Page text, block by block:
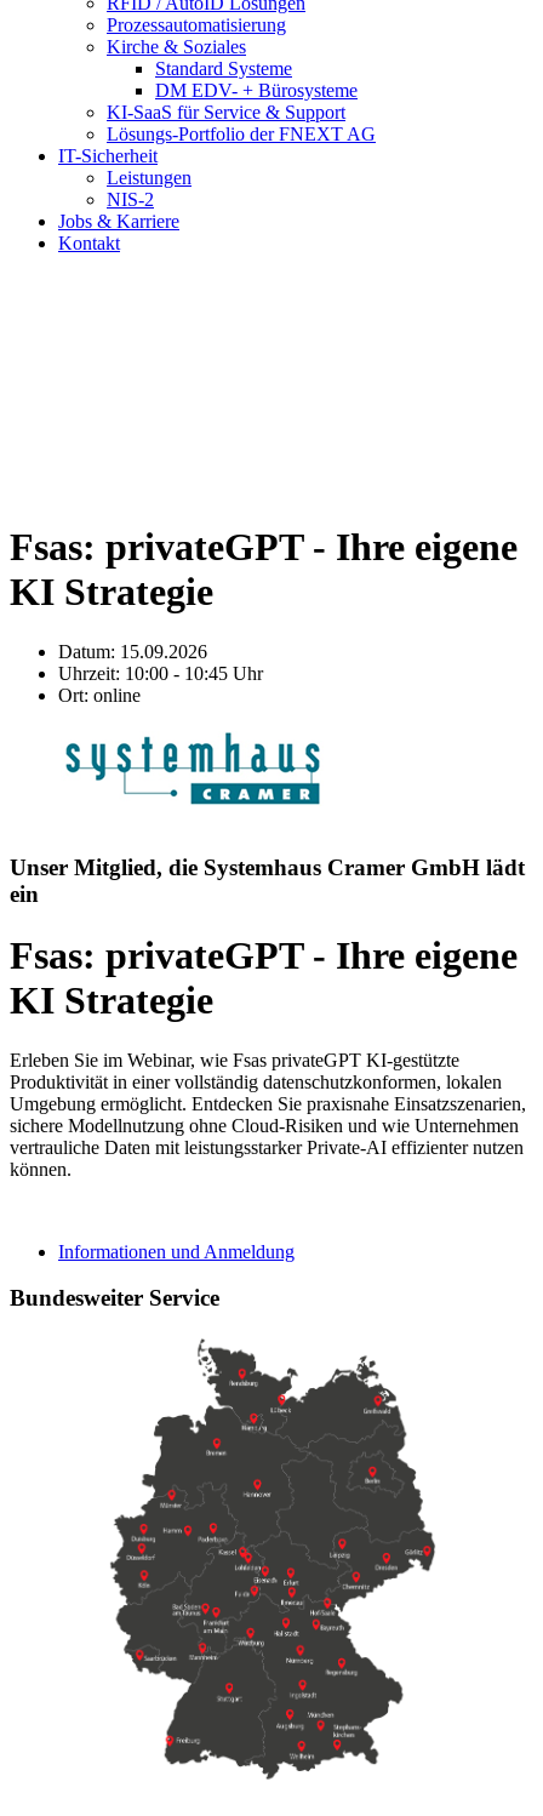
Prozessautomatisierung
Kirche & Soziales
Standard Systeme
DM EDV- + Bürosysteme
KI-SaaS für Service & Support
Lösungs-Portfolio der FNEXT AG
IT-Sicherheit
Leistungen
NIS-2
Jobs & Karriere
Kontakt
Fsas: privateGPT - Ihre eigene
KI Strategie
Datum: 15.09.2026
Uhrzeit: 10:00 - 10:45 Uhr
Ort: online
Unser Mitglied, die Systemhaus Cramer GmbH lädt
ein
Fsas: privateGPT - Ihre eigene
KI Strategie
Erleben Sie im Webinar, wie Fsas privateGPT KI‑gestützte
Produktivität in einer vollständig datenschutzkonformen, lokalen
Umgebung ermöglicht. Entdecken Sie praxisnahe Einsatzszenarien,
sichere Modellnutzung ohne Cloud‑Risiken und wie Unternehmen
vertrauliche Daten mit leistungsstarker Private‑AI effizienter nutzen
können.
Informationen und Anmeldung
Bundesweiter Service